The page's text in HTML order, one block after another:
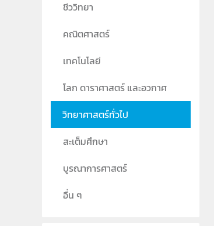
ชีววิทยา
คณิตศาสตร์
เทคโนโลยี
โลก ดาราศาสตร์ และอวกาศ
วิทยาศาสตร์ทั่วไป
สะเต็มศึกษา
บูรณาการศาสตร์
อื่น ๆ